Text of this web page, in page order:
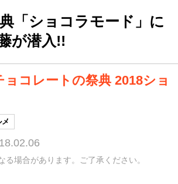
「ショコラモード」に
が潜入!!
ョコレートの祭典 2018ショ
場合があります。ご了承ください。